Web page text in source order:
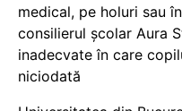
medical, pe holuri sau
consilierul școlar Aura
inadecvate în care
niciodată